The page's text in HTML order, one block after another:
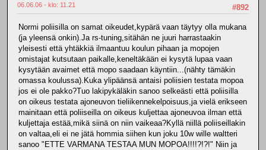
#892
06.06.06 - klo: 11.21
Normi poliisilla on samat oikeudet,kypärä vaan täytyy olla mukana
(ja yleensä onkin).Ja rs-tuning,sitähän ne juuri harrastaakin
yleisesti että yhtäkkiä ilmaantuu koulun pihaan ja mopojen
omistajat kutsutaan paikalle,keneltäkään ei kysytä lupaa vaan
kysytään avaimet että mopo saadaan käyntiin...(nähty tämäkin
omassa koulussa).Kuka ylipäänsä antaisi poliisien testata mopoa
jos ei ole pakko?Tuo lakipykäläkin sanoo selkeästi että poliisilla
on oikeus testata ajoneuvon tieliikennekelpoisuus,ja vielä erikseen
mainitaan että poliiseilla on oikeus kuljettaa ajoneuvoa ilman että
kuljettaja estää,mikä siinä on niin vaikeaa?Kyllä niillä poliiseillakin
on valtaa,eli ei ne jätä hommia siihen kun joku 10w wille waltteri
sanoo "ETTE VARMANA TESTAA MUN MOPOA!!!!?!?!" Niin ja